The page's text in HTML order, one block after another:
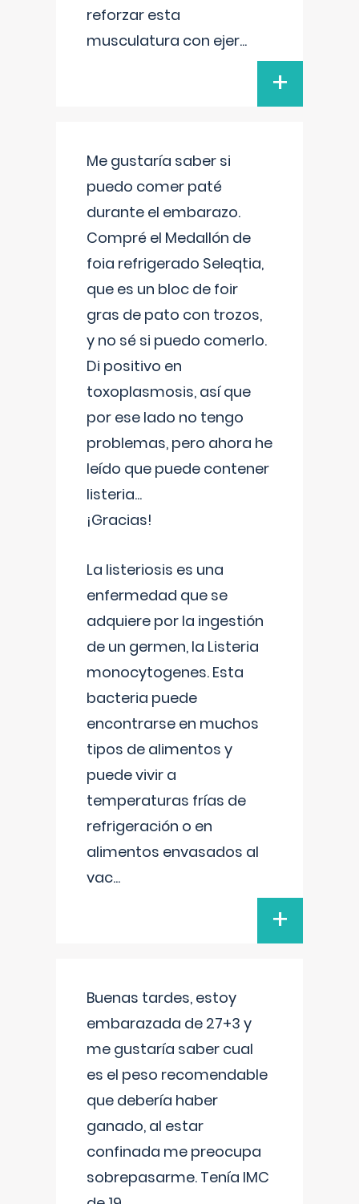
reforzar esta
musculatura con ejer...
+
Me gustaría saber si
puedo comer paté
durante el embarazo.
Compré el Medallón de
foia refrigerado Seleqtia,
que es un bloc de foir
gras de pato con trozos,
y no sé si puedo comerlo.
Di positivo en
toxoplasmosis, así que
por ese lado no tengo
problemas, pero ahora he
leído que puede contener
listeria...
¡Gracias!
La listeriosis es una
enfermedad que se
adquiere por la ingestión
de un germen, la Listeria
monocytogenes. Esta
bacteria puede
encontrarse en muchos
tipos de alimentos y
puede vivir a
temperaturas frías de
refrigeración o en
alimentos envasados al
vac...
+
Buenas tardes, estoy
embarazada de 27+3 y
me gustaría saber cual
es el peso recomendable
que debería haber
ganado, al estar
confinada me preocupa
sobrepasarme. Tenía IMC